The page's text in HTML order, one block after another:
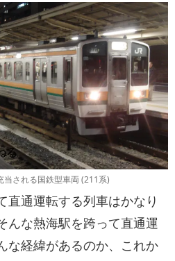
当される国鉄型車両 (211系)
直通運転する列車はかなり
んな熱海駅を跨って直通運
な経緯があるのか、これか